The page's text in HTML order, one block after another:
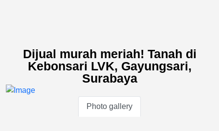
Dijual murah meriah! Tanah di
Kebonsari LVK, Gayungsari,
Surabaya
Photo gallery